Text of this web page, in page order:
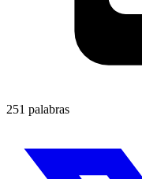
251 palabras